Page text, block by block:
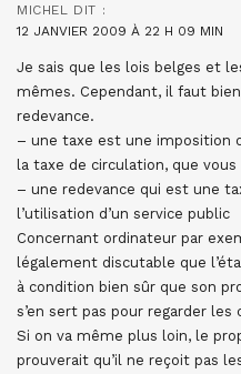
MICHEL
DIT :
12 JANVIER 2009 À 22 H 09 MIN
Je sais que les lois belges et
mêmes. Cependant, il faut
redevance.
– une taxe est une imposition
la taxe de circulation, que
– une redevance qui est une
l’utilisation d’un service public
Concernant ordinateur par
légalement discutable que
à condition bien sûr que son
s’en sert pas pour regarder les
Si on va même plus loin, le
prouverait qu’il ne reçoit pas